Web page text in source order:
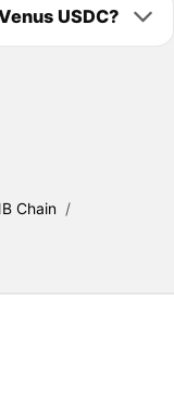
USDC?
Chain /